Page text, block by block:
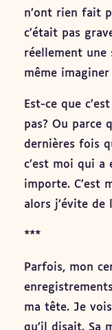
n’ont rien fait
c’était pas
réellement une
même
Est-ce que
pas? Ou parce
dernières fois
c’est moi qui a
importe. C’est
alors j’évite de
***
Parfois, mon
ma tête. Je
qu’il disait. Sa